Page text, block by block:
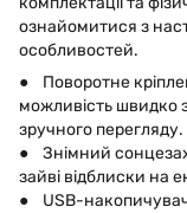
ознайомитися з
особливостей.
● Поворотне
можливість швидко
зручного перегляду.
● Знімний
зайві відблиски на
● USB-накопичувач